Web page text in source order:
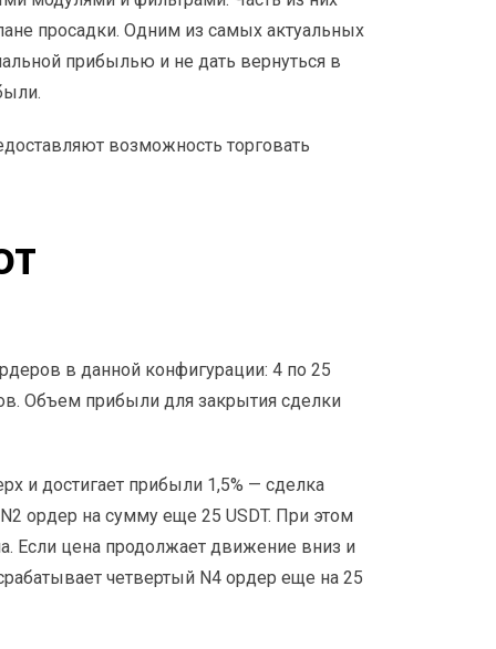
просадки. Одним из самых актуальных
прибылью и не дать вернуться в
возможность торговать
в данной конфигурации: 4 по 25
Объем прибыли для закрытия сделки
и достигает прибыли 1,5% — сделка
ордер на сумму еще 25 USDT. При этом
Если цена продолжает движение вниз и
четвертый N4 ордер еще на 25